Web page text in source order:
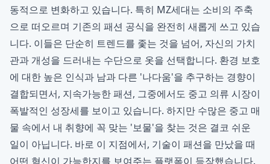
동적으로 변화하고 있습니다. 특히 MZ세대는 소비의 주축
으로 떠오르며 기존의 패션 공식을 완전히 새롭게 쓰고 있습
니다. 이들은 단순히 트렌드를 좇는 것을 넘어, 자신의 가치
관과 개성을 드러내는 수단으로 옷을 선택합니다. 환경 보호
에 대한 높은 인식과 남과 다른 '나다움'을 추구하는 경향이
결합되면서, 지속가능한 패션, 그중에서도 중고 의류 시장이
폭발적인 성장세를 보이고 있습니다. 하지만 수많은 중고 매
물 속에서 내 취향에 꼭 맞는 '보물'을 찾는 것은 결코 쉬운
일이 아닙니다. 바로 이 지점에서, 기술이 패션을 만났을 때
어떤 혁신이 가능한지를 보여주는 플랫폼이 등장했습니다.